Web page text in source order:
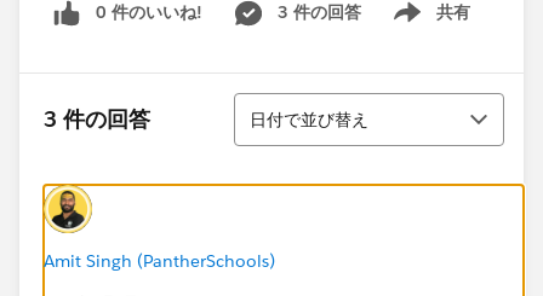
0 件のいいね! 3 件の回答 共有
Show menu
3 件の回答
並び替え
日付で並び替え
Amit Singh (PantherSchools)